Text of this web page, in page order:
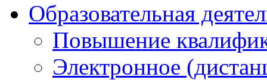
Образовательная
Повышение
Электронное